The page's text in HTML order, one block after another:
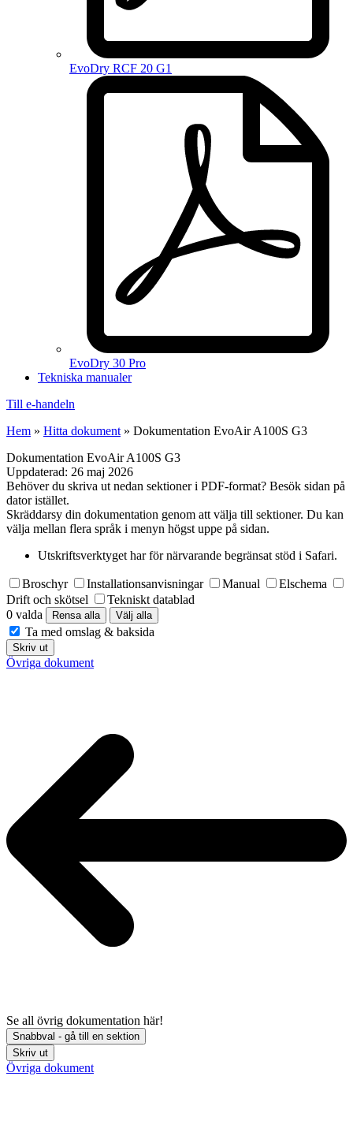
EvoDry RCF 20 G1
EvoDry 30 Pro
Tekniska manualer
Till e-handeln
Hem » Hitta dokument » Dokumentation EvoAir A100S G3
Dokumentation EvoAir A100S G3
Uppdaterad: 26 maj 2026
Behöver du skriva ut nedan sektioner i PDF-format? Besök sidan på
dator istället.
Skräddarsy din dokumentation genom att välja till sektioner. Du kan
välja mellan flera språk i menyn högst uppe på sidan.
Utskriftsverktyget har för närvarande begränsat stöd i Safari.
Broschyr Installationsanvisningar Manual
Elschema
Drift och skötsel
Tekniskt datablad
0 valda
Rensa alla Välj alla
Ta med omslag & baksida
Skriv ut
Övriga dokument
Se all övrig dokumentation här!
Snabbval - gå till en sektion
Skriv ut
Övriga dokument